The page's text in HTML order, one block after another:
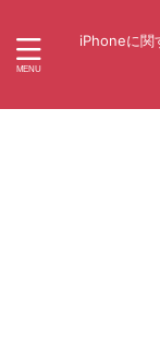
iPhoneに関